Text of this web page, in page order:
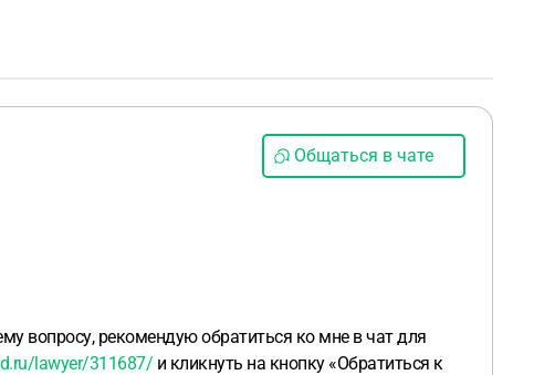
Общаться в чате
вопросу, рекомендую обратиться ко мне в чат для
lawyer/311687/ и кликнуть на кнопку «Обратиться к